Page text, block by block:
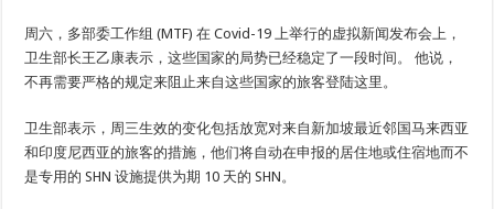
周六，多部委工作组 (MTF) 在 Covid-19 上举行的虚拟新闻发布会上，
卫生部长王乙康表示，这些国家的局势已经稳定了一段时间。 他说，
不再需要严格的规定来阻止来自这些国家的旅客登陆这里。
卫生部表示，周三生效的变化包括放宽对来自新加坡最近邻国马来西亚
和印度尼西亚的旅客的措施，他们将自动在申报的居住地或住宿地而不
是专用的 SHN 设施提供为期 10 天的 SHN。